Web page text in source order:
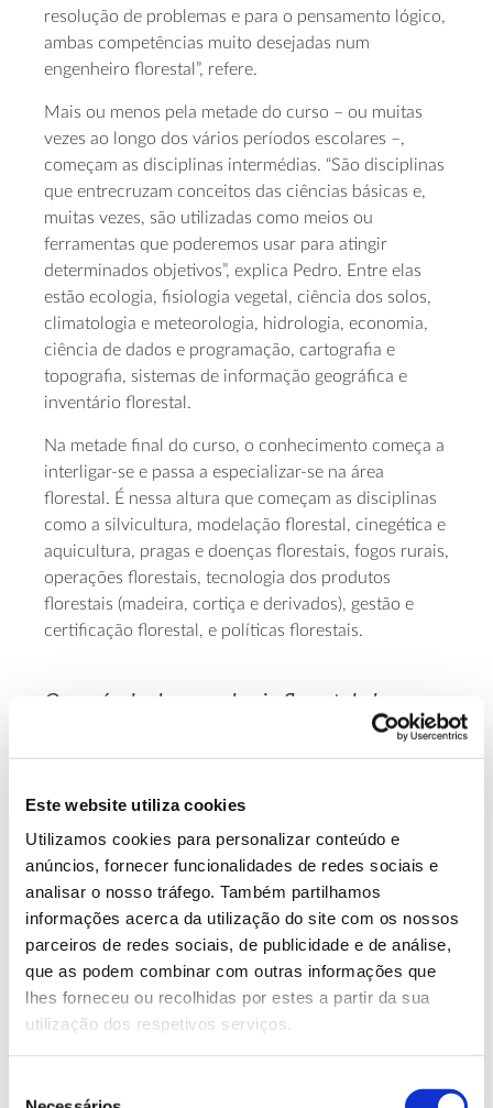
Este website utiliza cookies
Utilizamos cookies para personalizar conteúdo e
anúncios, fornecer funcionalidades de redes sociais e
analisar o nosso tráfego. Também partilhamos
informações acerca da utilização do site com os nossos
parceiros de redes sociais, de publicidade e de análise,
que as podem combinar com outras informações que
lhes forneceu ou recolhidas por estes a partir da sua
utilização dos respetivos serviços.
resolução de problemas e para o pensamento lógico,
ambas competências muito desejadas num
engenheiro florestal”, refere.
Mais ou menos pela metade do curso – ou muitas
vezes ao longo dos vários períodos escolares –,
começam as disciplinas intermédias. “São disciplinas
que entrecruzam conceitos das ciências básicas e,
muitas vezes, são utilizadas como meios ou
ferramentas que poderemos usar para atingir
determinados objetivos”, explica Pedro. Entre elas
estão ecologia, fisiologia vegetal, ciência dos solos,
climatologia e meteorologia, hidrologia, economia,
ciência de dados e programação, cartografia e
topografia, sistemas de informação geográfica e
inventário florestal.
Na metade final do curso, o conhecimento começa a
interligar-se e passa a especializar-se na área
florestal. É nessa altura que começam as disciplinas
como a silvicultura, modelação florestal, cinegética e
aquicultura, pragas e doenças florestais, fogos rurais,
operações florestais, tecnologia dos produtos
florestais (madeira, cortiça e derivados), gestão e
certificação florestal, e políticas florestais.
O currículo de engenharia florestal abrange
várias áreas do conhecimento, interliga-as e
florestas. Dada essa grande variabilidade de
disciplinas, são múltiplas as áreas em que um
engenheiro florestal pode trabalhar. Conheça
mais sobre os cursos superiores e
oportunidades profissionais relacionados
com a floresta, numseminário com a
professora e investigadora Conceição Santos